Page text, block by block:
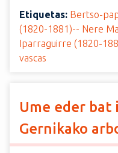
Etiquetas: Bertso-
(1820-1881)-- Nere
Iparraguirre (1820-
vascas
Ume eder bat
Gernikako